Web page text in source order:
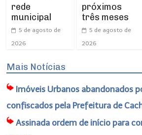
rede
municipal
5 de agosto de
2026
próximos
três meses
5 de agosto de
2026
Mais Notícias
Imóveis Urbanos abandonados
confiscados pela Prefeitura de
Assinada ordem de início para